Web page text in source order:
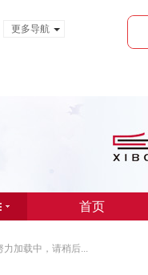
更多导航
首页
力加载中，请稍后...